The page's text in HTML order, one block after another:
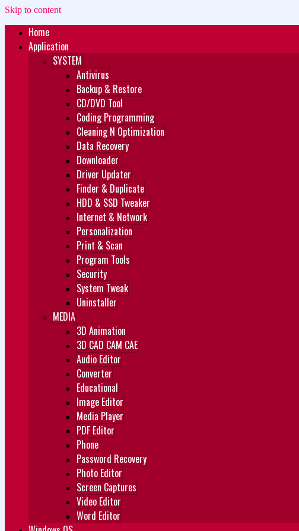
Skip to content
Zukét Printing
Free Download
Home
Application
SYSTEM
Antivirus
Backup & Restore
CD/DVD Tool
Coding Programming
Cleaning N Optimization
Data Recovery
Downloader
Driver Updater
Finder & Duplicate
HDD & SSD Tweaker
Internet & Network
Personalization
Print & Scan
Program Tools
Security
System Tweak
Uninstaller
MEDIA
3D Animation
3D CAD CAM CAE
Audio Editor
Converter
Educational
Image Editor
Media Player
PDF Editor
Phone
Password Recovery
Photo Editor
Screen Captures
Video Editor
Word Editor